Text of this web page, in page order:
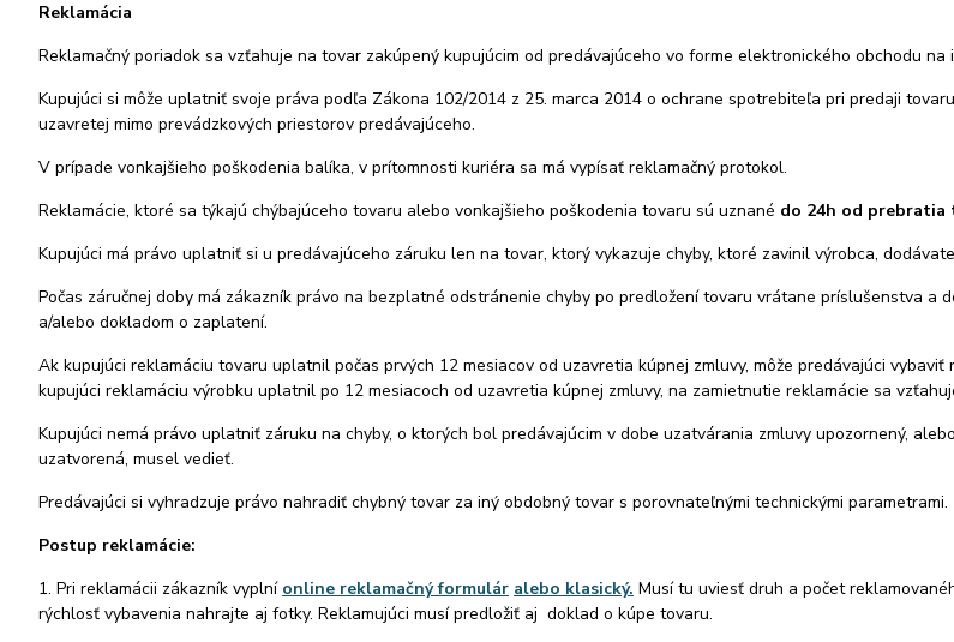
Reklamácia
Reklamačný poriadok sa vzťahuje na tovar zakúpený kupujúcim od predávajúceho vo forme elektronického obchodu
Kupujúci si môže uplatniť svoje práva podľa Zákona 102/2014 z 25. marca 2014 o ochrane spotrebiteľa pri predaji
uzavretej mimo prevádzkových priestorov predávajúceho.
V prípade vonkajšieho poškodenia balíka, v prítomnosti kuriéra sa má vypísať reklamačný protokol.
Reklamácie, ktoré sa týkajú chýbajúceho tovaru alebo vonkajšieho poškodenia tovaru sú uznané do 24h od prebratia
Kupujúci má právo uplatniť si u predávajúceho záruku len na tovar, ktorý vykazuje chyby, ktoré zavinil výrobca,
Počas záručnej doby má zákazník právo na bezplatné odstránenie chyby po predložení tovaru vrátane príslušenstva a
a/alebo dokladom o zaplatení.
Ak kupujúci reklamáciu tovaru uplatnil počas prvých 12 mesiacov od uzavretia kúpnej zmluvy, môže predávajúci
kupujúci reklamáciu výrobku uplatnil po 12 mesiacoch od uzavretia kúpnej zmluvy, na zamietnutie reklamácie sa
Kupujúci nemá právo uplatniť záruku na chyby, o ktorých bol predávajúcim v dobe uzatvárania zmluvy upozornený,
uzatvorená, musel vedieť.
Predávajúci si vyhradzuje právo nahradiť chybný tovar za iný obdobný tovar s porovnateľnými technickými parametrami.
Postup reklamácie:
1. Pri reklamácii zákazník vyplní online reklamačný formulár alebo klasický. Musí tu uviesť druh a počet
rýchlosť vybavenia nahrajte aj fotky. Reklamujúci musí predložiť aj doklad o kúpe tovaru.